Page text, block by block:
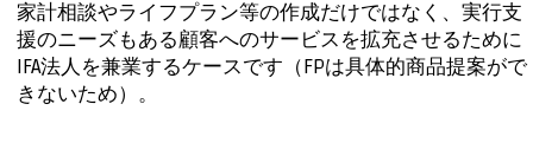
家計相談やライフプラン等の作成だけではなく、実行支
援のニーズもある顧客へのサービスを拡充させるために
IFA法人を兼業するケースです（FPは具体的商品提案がで
きないため）。